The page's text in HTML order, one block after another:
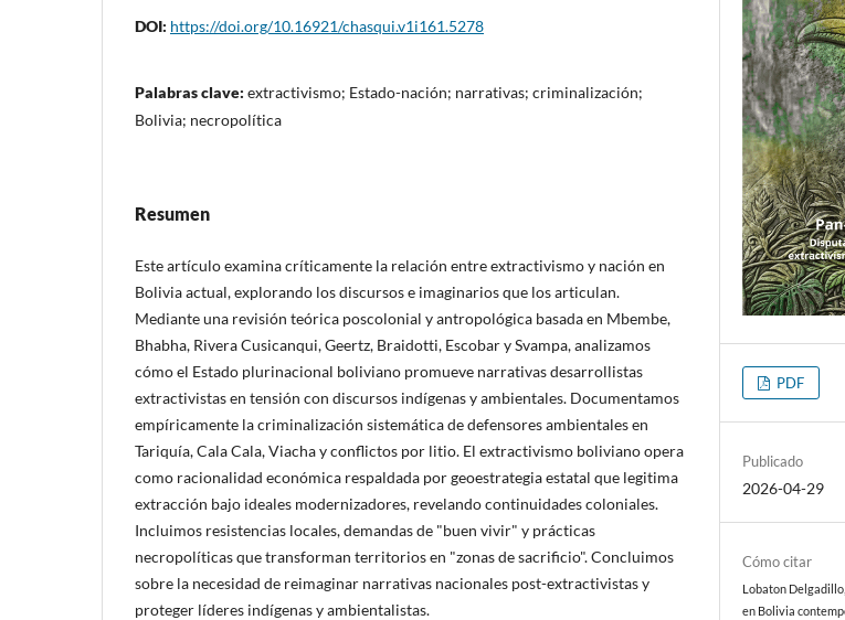
DOI: https://doi.org/10.16921/chasqui.v1i161.5278
Palabras clave: extractivismo; Estado-nación; narrativas; criminalización;
Bolivia; necropolítica
Resumen
Este artículo examina críticamente la relación entre extractivismo y nación en
Bolivia actual, explorando los discursos e imaginarios que los articulan.
Mediante una revisión teórica poscolonial y antropológica basada en Mbembe,
Bhabha, Rivera Cusicanqui, Geertz, Braidotti, Escobar y Svampa, analizamos
cómo el Estado plurinacional boliviano promueve narrativas desarrollistas
extractivistas en tensión con discursos indígenas y ambientales. Documentamos
empíricamente la criminalización sistemática de defensores ambientales en
Tariquía, Cala Cala, Viacha y conflictos por litio. El extractivismo boliviano opera
como racionalidad económica respaldada por geoestrategia estatal que legitima
extracción bajo ideales modernizadores, revelando continuidades coloniales.
Incluimos resistencias locales, demandas de "buen vivir" y prácticas
necropolíticas que transforman territorios en "zonas de sacrificio". Concluimos
sobre la necesidad de reimaginar narrativas nacionales post-extractivistas y
proteger líderes indígenas y ambientalistas.
PDF
Publicado
2026-04-29
Cómo citar
Lobaton
en Bolivia